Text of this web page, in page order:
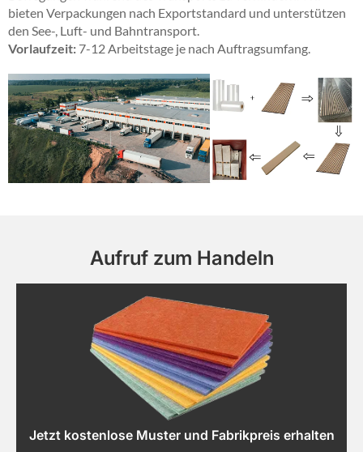
bieten Verpackungen nach Exportstandard und unterstützen
den See-, Luft- und Bahntransport.
Vorlaufzeit: 7-12 Arbeitstage je nach Auftragsumfang.
Aufruf zum Handeln
Jetzt kostenlose Muster und Fabrikpreis erhalten